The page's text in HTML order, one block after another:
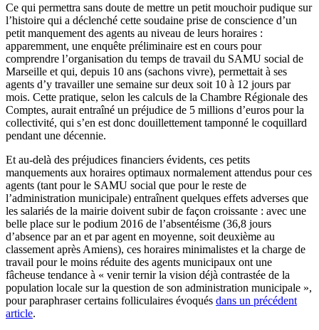
Ce qui permettra sans doute de mettre un petit mouchoir pudique sur
l’histoire qui a déclenché cette soudaine prise de conscience d’un
petit manquement des agents au niveau de leurs horaires :
apparemment, une enquête préliminaire est en cours pour
comprendre l’organisation du temps de travail du SAMU social de
Marseille et qui, depuis 10 ans (sachons vivre), permettait à ses
agents d’y travailler une semaine sur deux soit 10 à 12 jours par
mois. Cette pratique, selon les calculs de la Chambre Régionale des
Comptes, aurait entraîné un préjudice de 5 millions d’euros pour la
collectivité, qui s’en est donc douillettement tamponné le coquillard
pendant une décennie.
Et au-delà des préjudices financiers évidents, ces petits
manquements aux horaires optimaux normalement attendus pour ces
agents (tant pour le SAMU social que pour le reste de
l’administration municipale) entraînent quelques effets adverses que
les salariés de la mairie doivent subir de façon croissante : avec une
belle place sur le podium 2016 de l’absentéisme (36,8 jours
d’absence par an et par agent en moyenne, soit deuxième au
classement après Amiens), ces horaires minimalistes et la charge de
travail pour le moins réduite des agents municipaux ont une
fâcheuse tendance à « venir ternir la vision déjà contrastée de la
population locale sur la question de son administration municipale »,
pour paraphraser certains folliculaires évoqués dans un précédent
article.